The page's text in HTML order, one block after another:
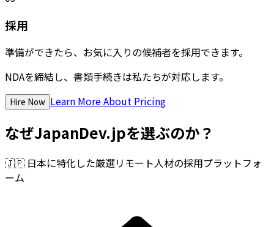
採用
準備ができたら、お気に入りの候補者を採用できます。
NDAを締結し、書類手続きは私たちが対応します。
Hire Now Learn More About Pricing
なぜJapanDev.jpを選ぶのか？
🇯🇵 日本に特化した厳選リモート人材の採用プラットフォ
ーム